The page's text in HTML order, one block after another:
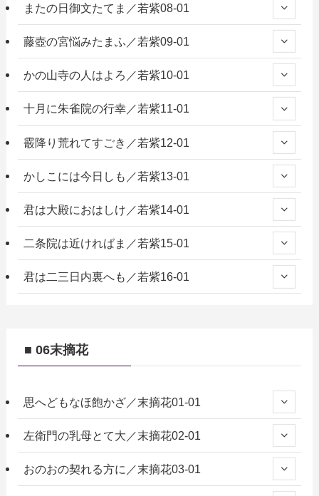
またの日御文たてま／若紫08-01
藤壺の宮悩みたまふ／若紫09-01
かの山寺の人はよろ／若紫10-01
十月に朱雀院の行幸／若紫11-01
霰降り荒れてすごき／若紫12-01
かしこには今日しも／若紫13-01
君は大殿におはしけ／若紫14-01
二条院は近ければま／若紫15-01
君は二三日内裏へも／若紫16-01
■ 06末摘花
思へどもなほ飽かざ／末摘花01-01
左衛門の乳母とて大／末摘花02-01
おのおの契れる方に／末摘花03-01